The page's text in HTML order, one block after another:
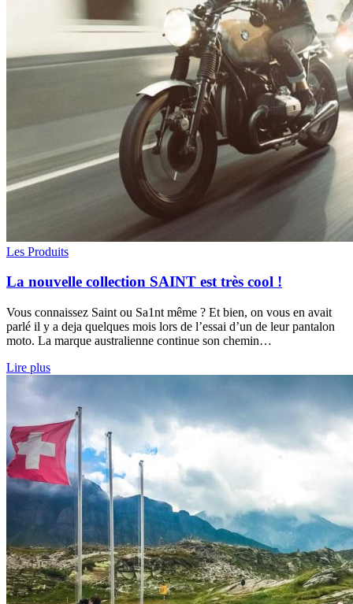
Les Produits
La nouvelle collection SAINT est très cool !
Vous connaissez Saint ou Sa1nt même ? Et bien, on vous en avait
parlé il y a deja quelques mois lors de l’essai d’un de leur pantalon
moto. La marque australienne continue son chemin…
Lire plus